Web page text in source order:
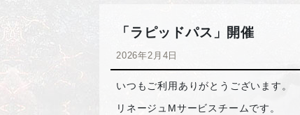
「ラピッドパス」開催
2026年2月4日
いつもご利用ありがとうございます。
リネージュMサービスチームです。